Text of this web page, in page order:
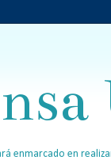
enmarcado en